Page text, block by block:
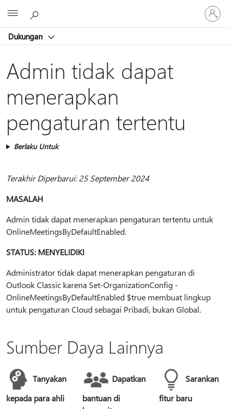
Dukungan
Masuk
ke
akun
Admin tidak dapat
menerapkan
pengaturan tertentu
Berlaku Untuk
Terakhir Diperbarui: 25 September 2024
MASALAH
Admin tidak dapat menerapkan pengaturan tertentu untuk
OnlineMeetingsByDefaultEnabled.
STATUS: MENYELIDIKI
Administrator tidak dapat menerapkan pengaturan di
Outlook Classic karena Set-OrganizationConfig -
OnlineMeetingsByDefaultEnabled $true membuat lingkup
untuk pengaturan Cloud sebagai Pribadi, bukan Global.
Sumber Daya Lainnya
Tanyakan
kepada para ahli
Dapatkan
bantuan di
Sarankan
fitur baru